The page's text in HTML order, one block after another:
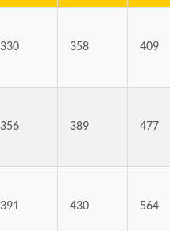
330 358 409
356 389 477
391 430 564